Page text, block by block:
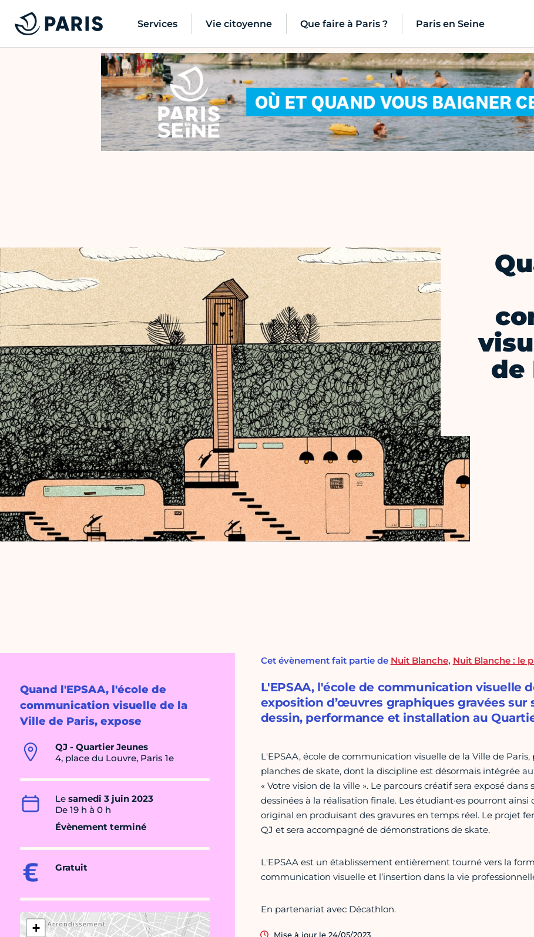
Services Vie citoyenne Que faire à Paris ? Paris en Seine
de
Quand l'EPSAA, l'école de
communication visuelle de la
Ville de Paris, expose
QJ - Quartier Jeunes
4, place du Louvre, Paris 1e
Le samedi 3 juin 2023
De 19 h à 0 h
Évènement terminé
Gratuit
+
Cet évènement fait partie de Nuit Blanche, Nuit Blanche : le
L'EPSAA, l'école de communication visuelle
exposition d’œuvres graphiques gravées
dessin, performance et installation au
L'EPSAA, école de communication visuelle de la Ville de
planches de skate, dont la discipline est désormais intégrée
« Votre vision de la ville ». Le parcours créatif sera exposé
dessinées à la réalisation finale. Les étudiant·es pourront
original en produisant des gravures en temps réel. Le projet
QJ et sera accompagné de démonstrations de skate.
L'EPSAA est un établissement entièrement tourné vers la
communication visuelle et l’insertion dans la vie
En partenariat avec Décathlon.
Mise à jour le 24/05/2023